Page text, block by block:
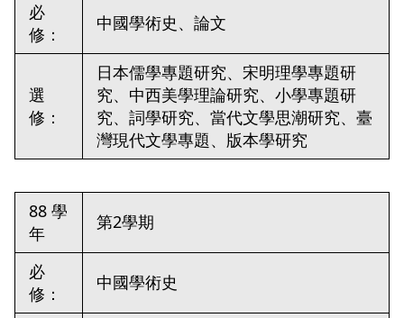
必
修：
中國學術史、論文
選
修：
日本儒學專題研究、宋明理學專題研
究、中西美學理論研究、小學專題研
究、詞學研究、當代文學思潮研究、臺
灣現代文學專題、版本學研究
88 學
年
第2學期
必
修：
中國學術史